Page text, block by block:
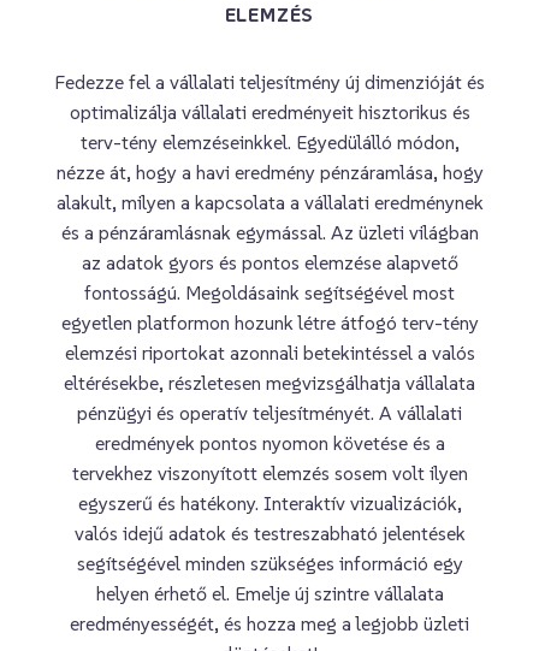
ELEMZÉS
Fedezze fel a vállalati teljesítmény új dimenzióját és
optimalizálja vállalati eredményeit hisztorikus és
terv-tény elemzéseinkkel. Egyedülálló módon,
nézze át, hogy a havi eredmény pénzáramlása, hogy
alakult, milyen a kapcsolata a vállalati eredménynek
és a pénzáramlásnak egymással. Az üzleti világban
az adatok gyors és pontos elemzése alapvető
fontosságú. Megoldásaink segítségével most
egyetlen platformon hozunk létre átfogó terv-tény
elemzési riportokat azonnali betekintéssel a valós
eltérésekbe, részletesen megvizsgálhatja vállalata
pénzügyi és operatív teljesítményét. A vállalati
eredmények pontos nyomon követése és a
tervekhez viszonyított elemzés sosem volt ilyen
egyszerű és hatékony. Interaktív vizualizációk,
valós idejű adatok és testreszabható jelentések
segítségével minden szükséges információ egy
helyen érhető el. Emelje új szintre vállalata
eredményességét, és hozza meg a legjobb üzleti